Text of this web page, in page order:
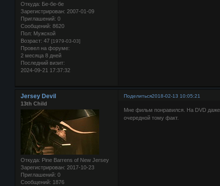
Откуда: Бе-бе-бе
Зарегистрирован: 2007-01-09
Приглашений: 0
Сообщений: 8620
Пол: Мужской
Возраст: 47 [1979-03-03]
Провел на форуме:
2 месяца 8 дней
Последний визит:
2024-09-21 17:37:32
Поделиться2018-02-13 10:05:21
Jersey Devil
13th Child
Откуда: Pine Barrens of New Jersey
Зарегистрирован: 2017-10-23
Приглашений: 0
Сообщений: 1876
Мне фильм понравился. На DVD
очередной тому факт.